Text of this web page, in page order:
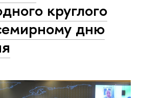
круглого
дню